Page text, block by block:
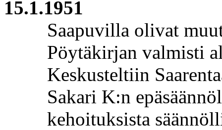
15.1.1951
Saapuvilla olivat
Pöytäkirjan valmisti
Keskusteltiin
Sakari K:n
kehoituksista